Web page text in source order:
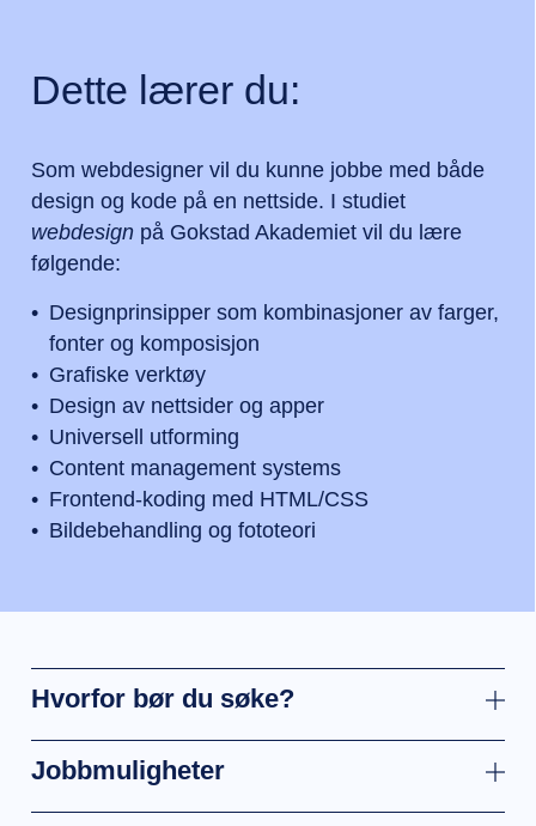
Dette lærer du:
Som webdesigner vil du kunne jobbe med både
design og kode på en nettside. I studiet
webdesign på Gokstad Akademiet vil du lære
følgende:
Designprinsipper som kombinasjoner av farger,
fonter og komposisjon
Grafiske verktøy
Design av nettsider og apper
Universell utforming
Content management systems
Frontend-koding med HTML/CSS
Bildebehandling og fototeori
Hvorfor bør du søke?
Jobbmuligheter